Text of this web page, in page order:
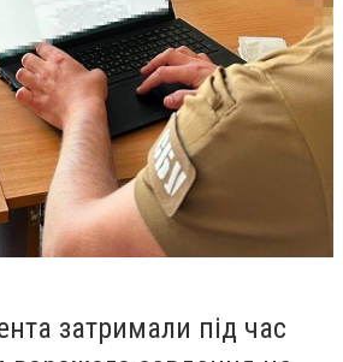
затримали під час